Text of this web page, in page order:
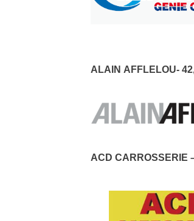
ALAIN AFFLELOU-
ACD CARROSSERIE